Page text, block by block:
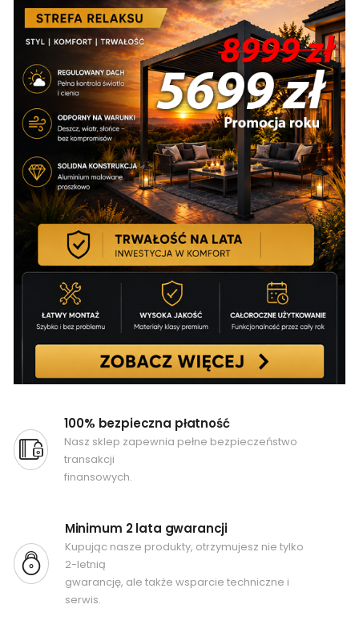
100% bezpieczna płatność
Nasz sklep zapewnia pełne bezpieczeństwo
transakcji
finansowych.
Minimum 2 lata gwarancji
Kupując nasze produkty, otrzymujesz nie tylko
2-letnią
gwarancję, ale także wsparcie techniczne i
serwis.